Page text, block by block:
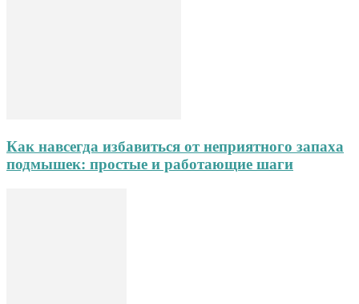
Как навсегда избавиться от неприятного запаха
подмышек: простые и работающие шаги